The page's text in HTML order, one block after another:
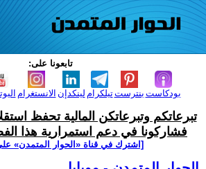
تابعونا على:
الانستغرام لينكدإن تيلكرامبنترست بودكاست
تبرعاتكم وتبرعاتكن المالية تحفظ
فشاركونا في دعم استمرارية هذا
[اشترك في قناة ‫«الحوار المتمدن»